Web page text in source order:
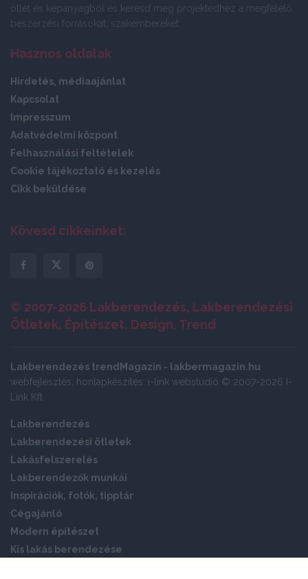
ötlet és képanyagból és keresd meg projektedhez a megfelelő
beszerzési forrásokat, szakembereket.
Hasznos oldalak
Hirdetés, médiaajánlat
Kapcsolat
Impresszum
Adatvédelmi központ
Felhasználási feltételek
Cookie tájékoztató és kezelés
Cikk beküldése
Kövesd cikkeinket:
© 2007-2026 Lakberendezés, Lakberendezési
Ötletek, Építészet, Design, Trend
Lakberendezés trendMagazin - lakbermagazin.hu
webfejlesztés, honlapkészítés: i-link webstúdió © 2007-2026 I-
Link Kft
Lakberendezés
Lakberendezési ötletek
Lakásfelszerelés
Lakberendezők munkái
Inspirációk, fotók, tipptár
Cégajánló
Modern építészet
Kis lakás berendezése